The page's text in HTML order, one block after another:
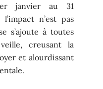
janvier au 31
n’est pas
s’ajoute à toutes
creusant la
et alourdissant